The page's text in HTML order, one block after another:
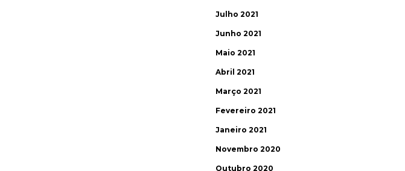
Julho 2021
Junho 2021
Maio 2021
Abril 2021
Março 2021
Fevereiro 2021
Janeiro 2021
Novembro 2020
Outubro 2020